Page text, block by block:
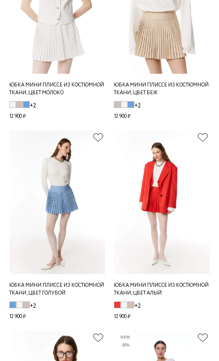
ЮБКА МИНИ ПЛИССЕ ИЗ КОСТЮМНОЙ
ТКАНИ, ЦВЕТ МОЛОКО
+2
12 900 ₽
ЮБКА МИНИ ПЛИССЕ ИЗ КОСТЮМНОЙ
ТКАНИ, ЦВЕТ БЕЖ
+2
12 900 ₽
ЮБКА МИНИ ПЛИССЕ ИЗ КОСТЮМНОЙ
ТКАНИ, ЦВЕТ ГОЛУБОЙ
+2
12 900 ₽
ЮБКА МИНИ ПЛИССЕ ИЗ КОСТЮМНОЙ
ТКАНИ, ЦВЕТ АЛЫЙ
+2
12 900 ₽
NEW
-50%